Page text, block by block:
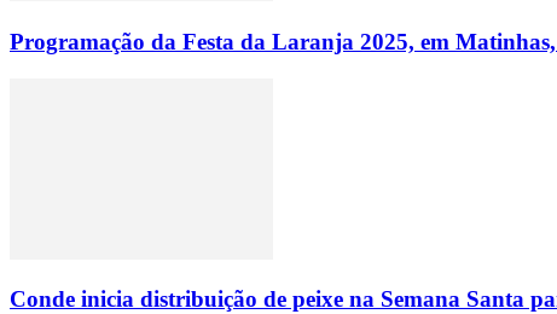
Programação da Festa da Laranja 2025, em
Conde inicia distribuição de peixe na Semana Santa